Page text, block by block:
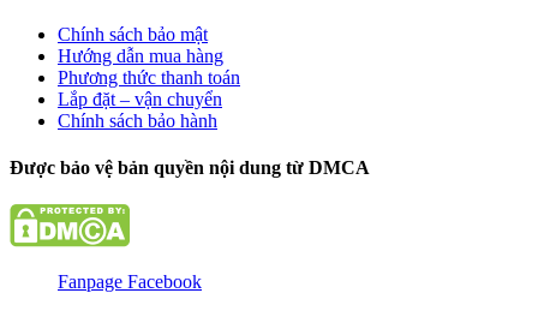
Chính sách bảo mật
Hướng dẫn mua hàng
Phương thức thanh toán
Lắp đặt – vận chuyển
Chính sách bảo hành
Được bảo vệ bản quyền nội dung từ DMCA
Fanpage Facebook